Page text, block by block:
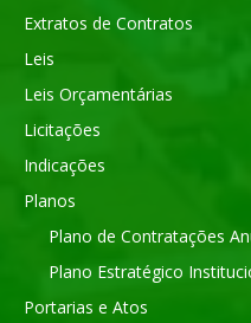
Extratos de Contratos
Leis
Leis Orçamentárias
Licitações
Indicações
Planos
Plano de Contratações
Plano Estratégico
Portarias e Atos